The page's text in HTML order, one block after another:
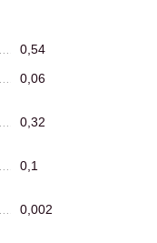
0,54
0,06
0,32
0,1
0,002